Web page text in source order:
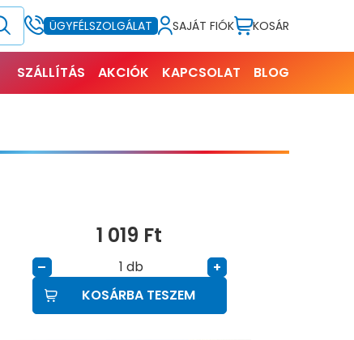
ÜGYFÉLSZOLGÁLAT SAJÁT FIÓK KOSÁR
SZÁLLÍTÁS AKCIÓK KAPCSOLAT
BLOG
1 019 Ft
– db
+
KOSÁRBA TESZEM